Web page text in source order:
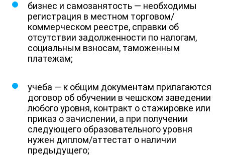
бизнес и самозанятость — необходимы
регистрация в местном торговом/
коммерческом реестре, справки об
отсутствии задолженности по налогам,
социальным взносам, таможенным
платежам;
учеба — к общим документам прилагаются
договор об обучении в чешском заведении
любого уровня, контракт о стажировке или
приказ о зачислении, а при получении
следующего образовательного уровня
нужен диплом/аттестат о наличии
предыдущего;